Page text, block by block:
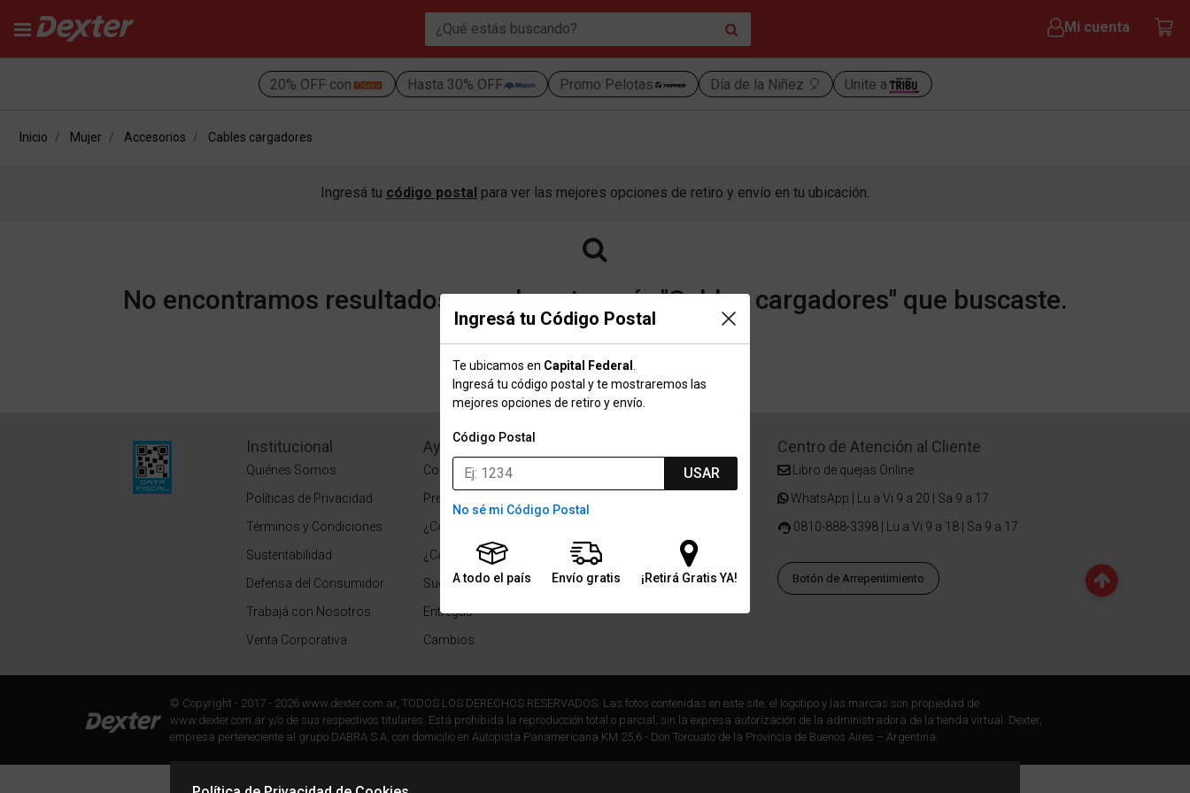
Mi cuenta
20% OFF con Hasta 30% OFF Promo Pelotas Día de la Niñez 🎈 Unite a
Ingresá tu Código Postal
Te ubicamos en Capital Federal
Ingresá tu código postal y te mostraremos las
mejores opciones de retiro y envío.
Código Postal
USAR
No sé mi Código Postal
A todo el país Envío gratis ¡Retirá Gratis YA!
Inicio Mujer Accesorios Cables cargadores
Ingresá tu código postal para ver las mejores opciones de retiro y envío en tu ubicación.
No encontramos resultados para la categoría "Cables cargadores" que buscaste.
Volver a la página de inicio
Institucional
Quiénes Somos
Políticas de Privacidad
Términos y Condiciones
Sustentabilidad
Defensa del Consumidor
Trabajá con Nosotros
Venta Corporativa
Ayuda
Condiciones de pago
Preguntas Frecuentes
¿Cómo comprar?
¿Cómo medir tu talle?
Sucursales
Entregas
Cambios
Centro de Atención al Cliente
Libro de quejas Online
WhatsApp | Lu a Vi 9 a 20 | Sa 9 a 17
0810-888-3398 | Lu a Vi 9 a 18 | Sa 9 a 17
Botón de Arrepentimiento
© Copyright - 2017 - 2026 www.dexter.com.ar, TODOS LOS DERECHOS RESERVADOS. Las fotos contenidas en este site, el logotipo y las marcas son propiedad de
www.dexter.com.ar y/o de sus respectivos titulares. Está prohibida la reproducción total o parcial, sin la expresa autorización de la administradora de la tienda virtual. Dexter,
empresa perteneciente al grupo DABRA S.A. con domicilio en Autopista Panamericana KM 25,6 - Don Torcuato de la Provincia de Buenos Aires – Argentina.